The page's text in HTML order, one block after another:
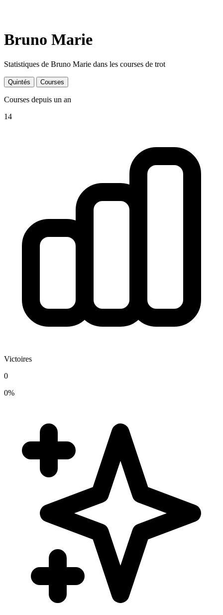
Bruno Marie
Statistiques de Bruno Marie dans les courses de trot
Quintés Courses
Courses depuis un an
14
Victoires
0
0%